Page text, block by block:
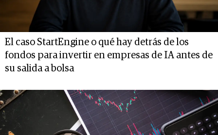
El caso StartEngine o qué hay detrás de los
fondos para invertir en empresas de IA antes de
su salida a bolsa